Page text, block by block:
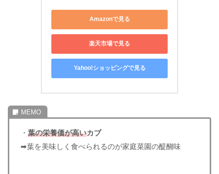
Amazonで見る
楽天市場で見る
Yahoo!ショッピングで見る
・ 葉の栄養価が高いカブ
➡葉を美味しく食べられるのが家庭菜園の醍醐味